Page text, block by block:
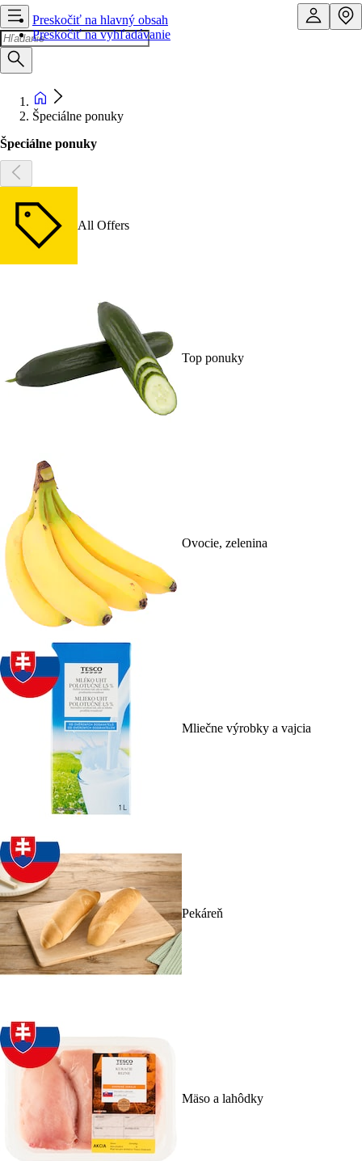
Preskočiť na hlavný obsah
Preskočiť na vyhľadávanie
Špeciálne ponuky
Špeciálne ponuky
All Offers
Top ponuky
Ovocie, zelenina
Mliečne výrobky a vajcia
Pekáreň
Mäso a lahôdky